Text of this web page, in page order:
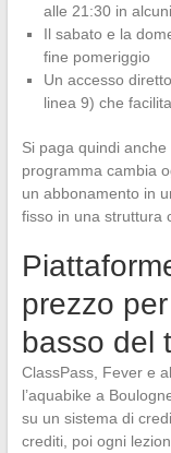
alle 21:30 in
Il sabato e la
fine pomeriggio
Un accesso
linea 9) che
Si paga quindi
programma cambia
un abbonamento in
fisso in una struttura
prezzo
basso del
ClassPass, Fever e
l’aquabike a
su un sistema di
crediti, poi ogni